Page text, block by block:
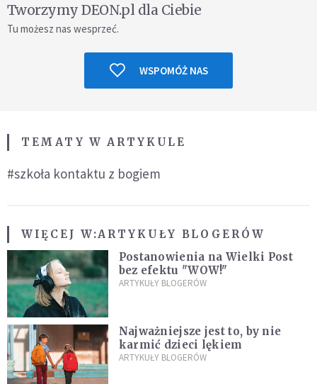
Tworzymy DEON.pl dla Ciebie
Tu możesz nas wesprzeć.
WSPOMÓŻ NAS
TEMATY W ARTYKULE
#szkoła kontaktu z bogiem
WIĘCEJ W:ARTYKUŁY BLOGERÓW
Postanowienia na Wielki Post
bez efektu "WOW!"
ARTYKUŁY BLOGERÓW
Najważniejsze jest to, by nie
karmić dzieci lękiem
ARTYKUŁY BLOGERÓW